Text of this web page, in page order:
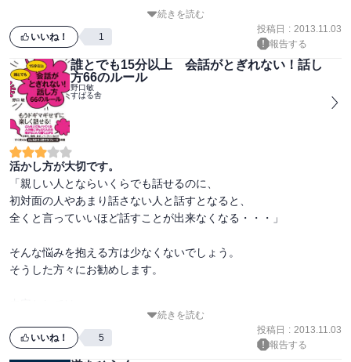
ただ、時にストレートさが功を奏する場面もあるかと思います。
使う場面・人を考えると良いでしょう。
続きを読む
いいね！ 1
投稿日 : 2013.11.03
報告する
誰とでも15分以上 会話がとぎれない！話し
方66のルール
野口敏
すばる舎
活かし方が大切です。
「親しい人とならいくらでも話せるのに、
初対面の人やあまり話さない人と話すとなると、
全くと言っていいほど話すことが出来なくなる・・・」
そんな悩みを抱える方は少なくないでしょう。
そうした方々にお勧めします。
「会話のコツ」がシーンを交えながら紹介されています。
続きを読む
いいね！ 5
投稿日 : 2013.11.03
報告する